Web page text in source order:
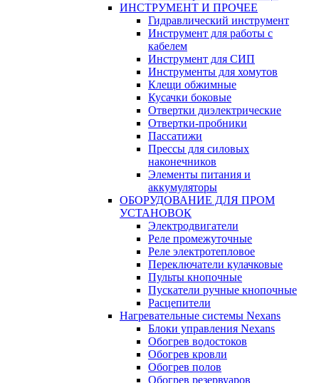
ИНСТРУМЕНТ И ПРОЧЕЕ
Гидравлический инструмент
Инструмент для работы с
кабелем
Инструмент для СИП
Инструменты для хомутов
Клещи обжимные
Кусачки боковые
Отвертки диэлектрические
Отвертки-пробники
Пассатижи
Прессы для силовых
наконечников
Элементы питания и
аккумуляторы
ОБОРУДОВАНИЕ ДЛЯ ПРОМ
УСТАНОВОК
Электродвигатели
Реле промежуточные
Реле электротепловое
Переключатели кулачковые
Пульты кнопочные
Пускатели ручные кнопочные
Расцепители
Нагревательные системы Nexans
Блоки управления Nexans
Обогрев водостоков
Обогрев кровли
Обогрев полов
Обогрев резервуаров